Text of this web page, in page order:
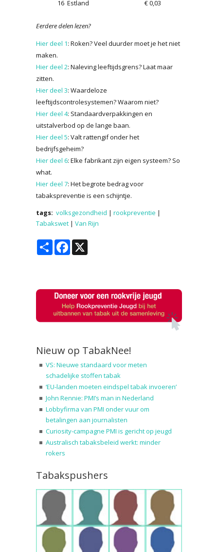
16 Estland € 0,03
Eerdere delen lezen?
Hier deel 1: Roken? Veel duurder moet je het niet
maken.
Hier deel 2: Naleving leeftijdsgrens? Laat maar
zitten.
Hier deel 3: Waardeloze
leeftijdscontrolesystemen? Waarom niet?
Hier deel 4: Standaardverpakkingen en
uitstalverbod op de lange baan.
Hier deel 5: Valt rattengif onder het
bedrijfsgeheim?
Hier deel 6: Elke fabrikant zijn eigen systeem? So
what.
Hier deel 7: Het begrote bedrag voor
tabakspreventie is een schijntje.
tags: volksgezondheid | rookpreventie |
Tabakswet | Van Rijn
Share Facebook
Nieuw op TabakNee!
VS: Nieuwe standaard voor meten
schadelijke stoffen tabak
‘EU-landen moeten eindspel tabak invoeren’
John Rennie: PMI’s man in Nederland
Lobbyfirma van PMI onder vuur om
betalingen aan journalisten
Curiosity-campagne PMI is gericht op jeugd
Australisch tabaksbeleid werkt: minder
rokers
Tabakspushers